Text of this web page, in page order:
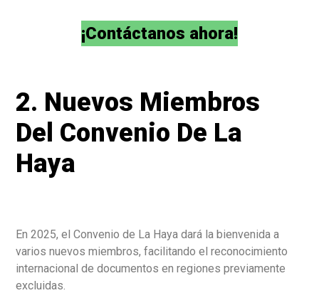
¡Contáctanos ahora!
2. Nuevos Miembros
Del Convenio De La
Haya
En 2025, el Convenio de La Haya dará la bienvenida a
varios nuevos miembros, facilitando el reconocimiento
internacional de documentos en regiones previamente
excluidas.